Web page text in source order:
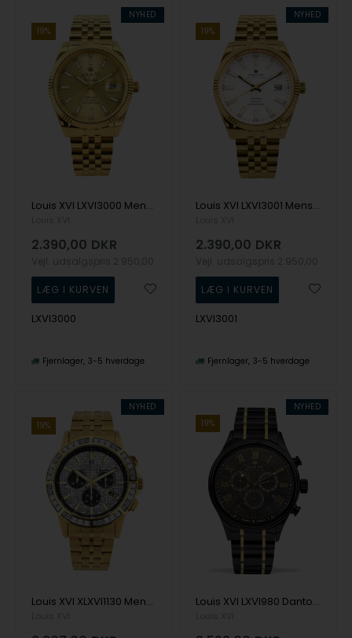
NYHED
19%
Louis XVI LXVI3000 Mens Watch Marquis Automatic Unlimited 42mm 5ATM Wristwatch
2.390,00 DKR
LXVI3000
Fjernlager 3-5 hverdage
NYHED
19%
Louis XVI LXVI3001 Mens Watch Marquis Automatic Unlimited 42mm 5ATM Wristwatch
2.390,00 DKR
LXVI3001
Fjernlager 3-5 hverdage
NYHED
19%
Louis XVI XLXVI1130 Mens Watch Majesté Iced Out Baguette 43mm 5ATM Wristwatch
NYHED
19%
Louis XVI LXVI980 Danton Chronograph 44mm 10ATM Wristwatch